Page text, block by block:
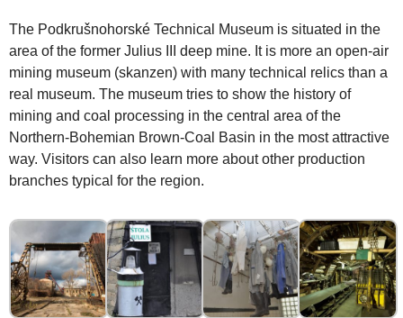
The Podkrušnohorské Technical Museum is situated in the
area of the former Julius III deep mine. It is more an open-air
mining museum (skanzen) with many technical relics than a
real museum. The museum tries to show the history of
mining and coal processing in the central area of the
Northern-Bohemian Brown-Coal Basin in the most attractive
way. Visitors can also learn more about other production
branches typical for the region.